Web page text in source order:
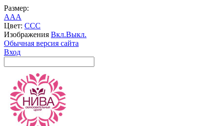
Размер:
AAA
Цвет: CCC
Изображения Вкл.Выкл.
Обычная версия сайта
Вход